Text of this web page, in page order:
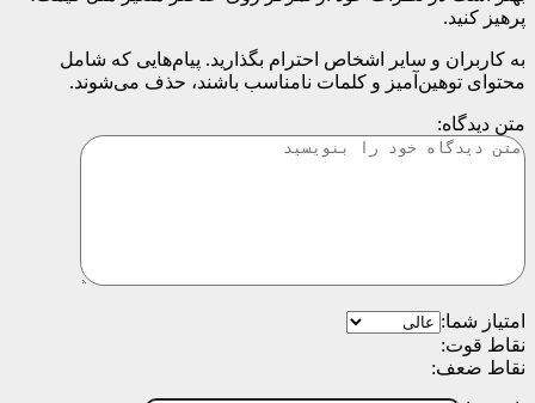
پرهیز کنید.
به کاربران و سایر اشخاص احترام بگذارید. پیام‌هایی که شامل
محتوای توهین‌آمیز و کلمات نامناسب باشند، حذف می‌شوند.
متن دیدگاه:
امتیاز شما:
نقاط قوت:
نقاط ضعف: